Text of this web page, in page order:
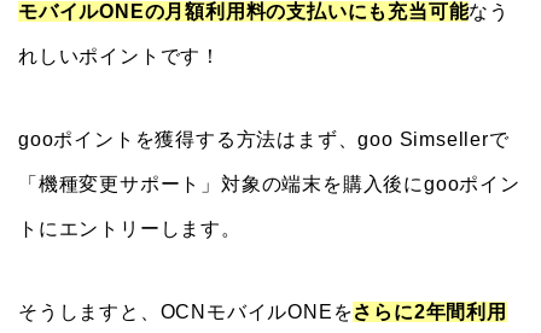
モバイルONEの月額利用料の支払いにも充当可能なう
れしいポイントです！
gooポイントを獲得する方法はまず、goo Simsellerで
「機種変更サポート」対象の端末を購入後にgooポイン
トにエントリーします。
そうしますと、OCNモバイルONEをさらに2年間利用